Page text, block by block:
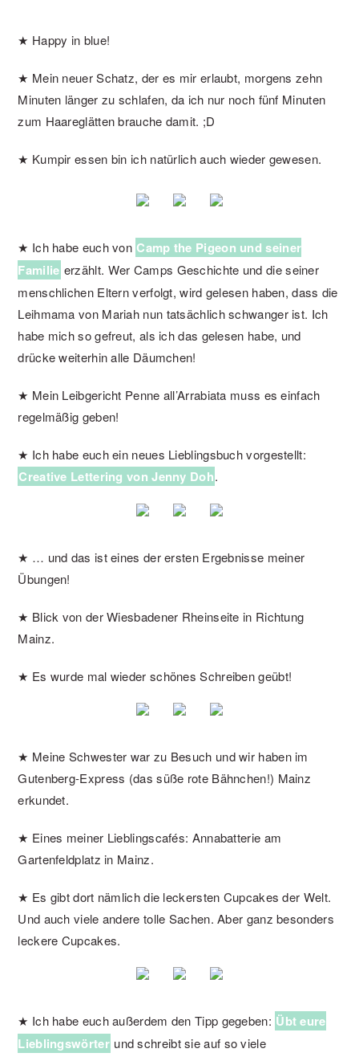
★ Happy in blue!
★ Mein neuer Schatz, der es mir erlaubt, morgens zehn
Minuten länger zu schlafen, da ich nur noch fünf Minuten
zum Haareglätten brauche damit. ;D
★ Kumpir essen bin ich natürlich auch wieder gewesen.
★ Ich habe euch von Camp the Pigeon und seiner
Familie erzählt. Wer Camps Geschichte und die seiner
menschlichen Eltern verfolgt, wird gelesen haben, dass die
Leihmama von Mariah nun tatsächlich schwanger ist. Ich
habe mich so gefreut, als ich das gelesen habe, und
drücke weiterhin alle Däumchen!
★ Mein Leibgericht Penne all’Arrabiata muss es einfach
regelmäßig geben!
★ Ich habe euch ein neues Lieblingsbuch vorgestellt:
Creative Lettering von Jenny Doh.
★ … und das ist eines der ersten Ergebnisse meiner
Übungen!
★ Blick von der Wiesbadener Rheinseite in Richtung
Mainz.
★ Es wurde mal wieder schönes Schreiben geübt!
★ Meine Schwester war zu Besuch und wir haben im
Gutenberg-Express (das süße rote Bähnchen!) Mainz
erkundet.
★ Eines meiner Lieblingscafés: Annabatterie am
Gartenfeldplatz in Mainz.
★ Es gibt dort nämlich die leckersten Cupcakes der Welt.
Und auch viele andere tolle Sachen. Aber ganz besonders
leckere Cupcakes.
★ Ich habe euch außerdem den Tipp gegeben: Übt eure
Lieblingswörter und schreibt sie auf so viele